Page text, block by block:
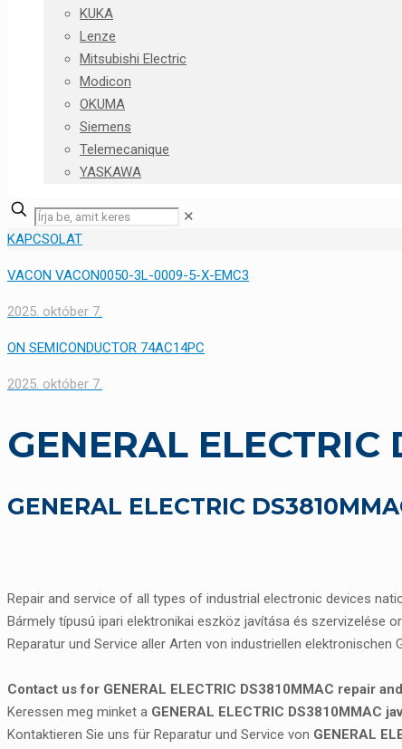
KUKA
Lenze
Mitsubishi Electric
Modicon
OKUMA
Siemens
Telemecanique
YASKAWA
✕
KAPCSOLAT
VACON VACON0050-3L-0009-5-X-EMC3
2025. október 7.
ON SEMICONDUCTOR 74AC14PC
2025. október 7.
GENERAL ELECTRIC
GENERAL ELECTRIC
Repair and service of all types of industrial electronic devices
Bármely típusú ipari elektronikai eszköz javítása és szervizelése
Reparatur und Service aller Arten von industriellen elektronischen
Contact us for GENERAL ELECTRIC DS3810MMAC repair
Keressen meg minket a GENERAL ELECTRIC DS3810MMAC
Kontaktieren Sie uns für Reparatur und Service von GENERAL